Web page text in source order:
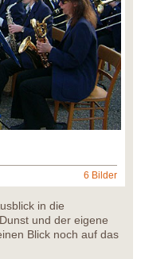
6 Bilder
in die
und der eigene
Blick noch auf das